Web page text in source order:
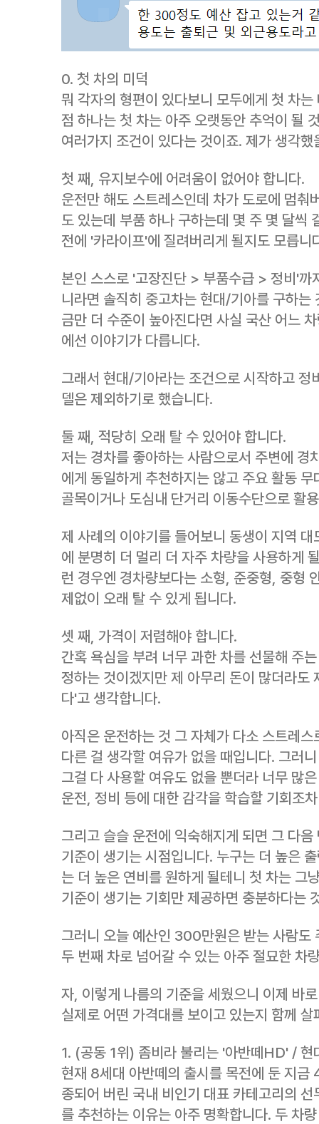
0. 첫 차의 미덕
뭐 각자의 형편이 있다보니 모두에게 첫 차
점 하나는 첫 차는 아주 오랫동안 추억이 될
여러가지 조건이 있다는 것이죠. 제가 생각했
첫 째, 유지보수에 어려움이 없어야 합니다.
운전만 해도 스트레스인데 차가 도로에 멈춰
도 있는데 부품 하나 구하는데 몇 주 몇 달씩
전에 '카라이프'에 질려버리게 될지도 모릅니
본인 스스로 '고장진단 > 부품수급 > 정비'까
니라면 솔직히 중고차는 현대/기아를 구하
금만 더 수준이 높아진다면 사실 국산 어느
에선 이야기가 다릅니다.
그래서 현대/기아라는 조건으로 시작하고
델은 제외하기로 했습니다.
둘 째, 적당히 오래 탈 수 있어야 합니다.
저는 경차를 좋아하는 사람으로서 주변에 경
에게 동일하게 추천하지는 않고 주요 활동
골목이거나 도심내 단거리 이동수단으로 활
제 사례의 이야기를 들어보니 동생이 지역
에 분명히 더 멀리 더 자주 차량을 사용하게
런 경우엔 경차량보다는 소형, 준중형, 중형
제없이 오래 탈 수 있게 됩니다.
셋 째, 가격이 저렴해야 합니다.
간혹 욕심을 부려 너무 과한 차를 선물해 주
정하는 것이겠지만 제 아무리 돈이 많더라도
다'고 생각합니다.
아직은 운전하는 것 그 자체가 다소 스트레
다른 걸 생각할 여유가 없을 때입니다. 그러
그걸 다 사용할 여유도 없을 뿐더라 너무 많
운전, 정비 등에 대한 감각을 학습할 기회조
그리고 슬슬 운전에 익숙해지게 되면 그 다
기준이 생기는 시점입니다. 누구는 더 높은
는 더 높은 연비를 원하게 될테니 첫 차는 그
기준이 생기는 기회만 제공하면 충분하다는
그러니 오늘 예산인 300만원은 받는 사람도
두 번째 차로 넘어갈 수 있는 아주 절묘한 차
자, 이렇게 나름의 기준을 세웠으니 이제 바
실제로 어떤 가격대를 보이고 있는지 함께
1. (공동 1위) 좀비라 불리는 '아반떼HD' /
현재 8세대 아반떼의 출시를 목전에 둔 지
종되어 버린 국내 비인기 대표 카테고리의
를 추천하는 이유는 아주 명확합니다. 두 차